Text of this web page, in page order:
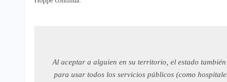
Al aceptar a alguien en su territorio, el estado
para usar todos los servicios públicos (como